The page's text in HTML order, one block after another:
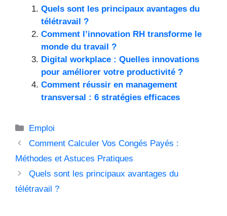
Quels sont les principaux avantages du
télétravail ?
Comment l’innovation RH transforme le
monde du travail ?
Digital workplace : Quelles innovations
pour améliorer votre productivité ?
Comment réussir en management
transversal : 6 stratégies efficaces
Catégories
Emploi
Comment Calculer Vos Congés Payés :
Méthodes et Astuces Pratiques
Quels sont les principaux avantages du
télétravail ?